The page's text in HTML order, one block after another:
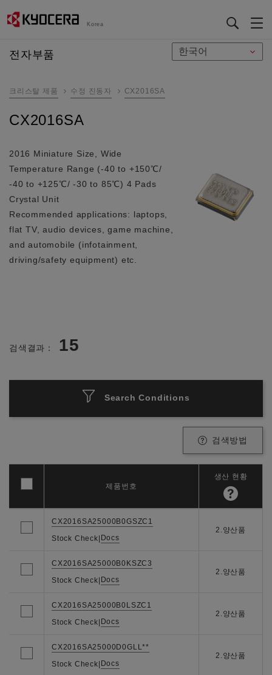
Korea
전자부품
크리스탈 제품 수정 진동자 CX2016SA
CX2016SA
2016 Miniature Size, Wide
Temperature Range (-40 to +150℃/
-40 to +125℃/ -30 to 85℃) 4 Pads
Crystal Unit
Recommended applications: laptops,
flat TV, audio devices, game machine,
and automobile (infotainment,
driving/safety equipment) etc.
검색결과： 15
Search Conditions
검색방법
CX2016SA25000B0GSZC1
Stock Check| Docs
2.양산품
CX2016SA25000B0KSZC3
Stock Check| Docs
2.양산품
CX2016SA25000B0LSZC1
Stock Check| Docs
2.양산품
CX2016SA25000D0GLL**
Stock Check| Docs
2.양산품
제품번호
생산 현황